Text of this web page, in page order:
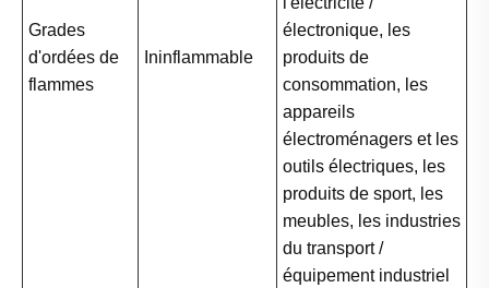
Grades
d'ordées de
flammes
Ininflammable
électronique, les
produits de
consommation, les
appareils
électroménagers et les
outils électriques, les
produits de sport, les
meubles, les industries
du transport /
équipement industriel